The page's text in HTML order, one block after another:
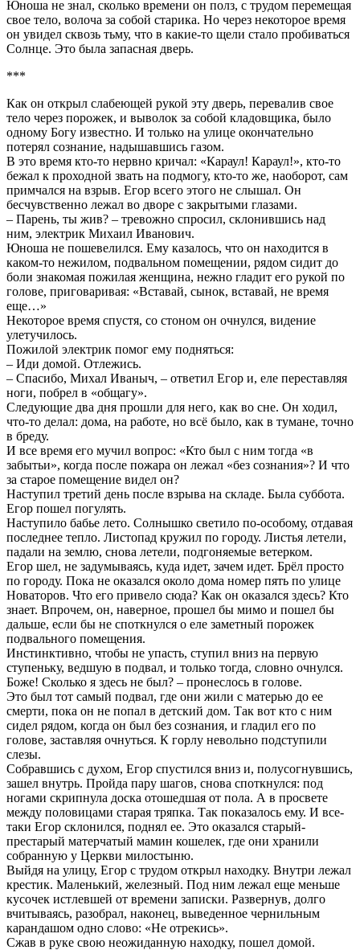
Юноша не знал, сколько времени он полз, с трудом перемещая
свое тело, волоча за собой старика. Но через некоторое время
он увидел сквозь тьму, что в какие-то щели стало пробиваться
Солнце. Это была запасная дверь.
***
Как он открыл слабеющей рукой эту дверь, перевалив свое
тело через порожек, и выволок за собой кладовщика, было
одному Богу известно. И только на улице окончательно
потерял сознание, надышавшись газом.
В это время кто-то нервно кричал: «Караул! Караул!», кто-то
бежал к проходной звать на подмогу, кто-то же, наоборот, сам
примчался на взрыв. Егор всего этого не слышал. Он
бесчувственно лежал во дворе с закрытыми глазами.
– Парень, ты жив? – тревожно спросил, склонившись над
ним, электрик Михаил Иванович.
Юноша не пошевелился. Ему казалось, что он находится в
каком-то нежилом, подвальном помещении, рядом сидит до
боли знакомая пожилая женщина, нежно гладит его рукой по
голове, приговаривая: «Вставай, сынок, вставай, не время
еще…»
Некоторое время спустя, со стоном он очнулся, видение
улетучилось.
Пожилой электрик помог ему подняться:
– Иди домой. Отлежись.
– Спасибо, Михал Иваныч, – ответил Егор и, еле переставляя
ноги, побрел в «общагу».
Следующие два дня прошли для него, как во сне. Он ходил,
что-то делал: дома, на работе, но всё было, как в тумане, точно
в бреду.
И все время его мучил вопрос: «Кто был с ним тогда «в
забытьи», когда после пожара он лежал «без сознания»? И что
за старое помещение видел он?
Наступил третий день после взрыва на складе. Была суббота.
Егор пошел погулять.
Наступило бабье лето. Солнышко светило по-особому, отдавая
последнее тепло. Листопад кружил по городу. Листья летели,
падали на землю, снова летели, подгоняемые ветерком.
Егор шел, не задумываясь, куда идет, зачем идет. Брёл просто
по городу. Пока не оказался около дома номер пять по улице
Новаторов. Что его привело сюда? Как он оказался здесь? Кто
знает. Впрочем, он, наверное, прошел бы мимо и пошел бы
дальше, если бы не споткнулся о еле заметный порожек
подвального помещения.
Инстинктивно, чтобы не упасть, ступил вниз на первую
ступеньку, ведшую в подвал, и только тогда, словно очнулся.
Боже! Сколько я здесь не был? – пронеслось в голове.
Это был тот самый подвал, где они жили с матерью до ее
смерти, пока он не попал в детский дом. Так вот кто с ним
сидел рядом, когда он был без сознания, и гладил его по
голове, заставляя очнуться. К горлу невольно подступили
слезы.
Собравшись с духом, Егор спустился вниз и, полусогнувшись,
зашел внутрь. Пройда пару шагов, снова споткнулся: под
ногами скрипнула доска отошедшая от пола. А в просвете
между половицами старая тряпка. Так показалось ему. И все-
таки Егор склонился, поднял ее. Это оказался старый-
престарый матерчатый мамин кошелек, где они хранили
собранную у Церкви милостыню.
Выйдя на улицу, Егор с трудом открыл находку. Внутри лежал
крестик. Маленький, железный. Под ним лежал еще меньше
кусочек истлевшей от времени записки. Развернув, долго
вчитываясь, разобрал, наконец, выведенное чернильным
карандашом одно слово: «Не отрекись».
Сжав в руке свою неожиданную находку, пошел домой.